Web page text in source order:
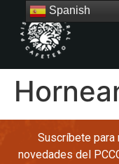
Suscríbete para
novedades del
Spanish